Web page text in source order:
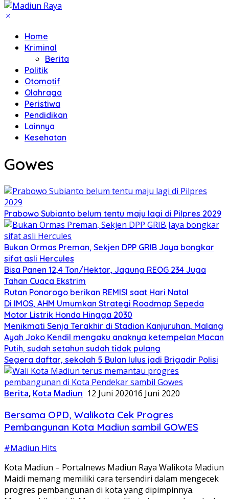
Home
Kriminal
Berita
Politik
Otomotif
Olahraga
Peristiwa
Pendidikan
Lainnya
Kesehatan
Gowes
Prabowo Subianto belum tentu maju lagi di Pilpres 2029
Bukan Ormas Preman, Sekjen DPP GRIB Jaya bongkar
sifat asli Hercules
Bisa Panen 12,4 Ton/Hektar, Jagung REOG 234 Juga
Tahan Cuaca Ekstrim
Rutan Ponorogo berikan REMISI saat Hari Natal
Di IMOS, AHM Umumkan Strategi Roadmap Sepeda
Motor Listrik Honda Hingga 2030
Menikmati Senja Terakhir di Stadion Kanjuruhan, Malang
Ayah Joko Kendil mengaku anaknya ketempelan Macan
Putih, sudah setahun sudah tidak pulang
Segera daftar, sekolah 5 Bulan lulus jadi Brigadir Polisi
Berita, Kota Madiun 12 Juni 202016 Juni 2020
Bersama OPD, Walikota Cek Progres
Pembangunan Kota Madiun sambil GOWES
#Madiun Hits
Kota Madiun – Portalnews Madiun Raya Walikota Madiun
Maidi memang memiliki cara tersendiri dalam mengecek
progres pembangunan di kota yang dipimpinnya.